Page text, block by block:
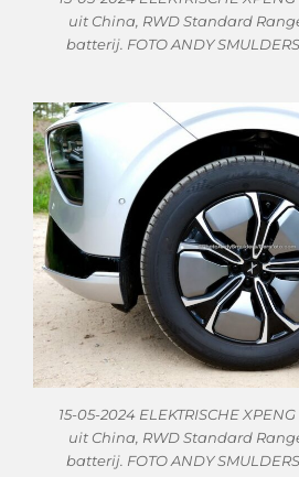
uit China, RWD Standard
batterij. FOTO ANDY
15-05-2024 ELEKTRISCHE
uit China, RWD Standard
batterij. FOTO ANDY